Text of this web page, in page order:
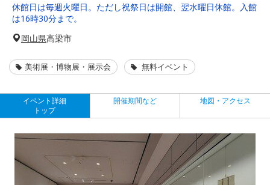
休館日は毎週火曜日。ただし祝祭日は開館、翌水曜日休館。入館
は16時30分まで。
岡山県高梁市
美術展・博物展・展示会 無料イベント
イベント詳細
トップ
開催期間など 地図・アクセス